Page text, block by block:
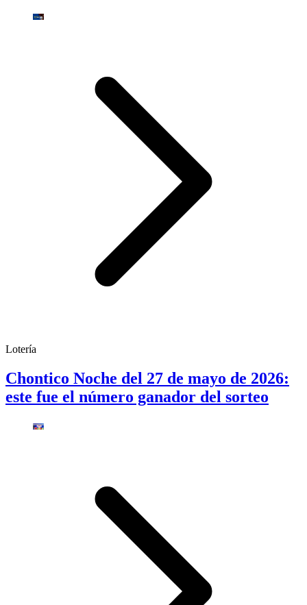
Lotería
Chontico Noche del 27 de mayo de 2026:
este fue el número ganador del sorteo